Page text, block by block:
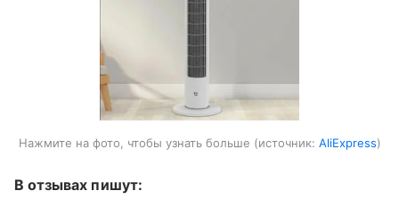
Нажмите на фото, чтобы узнать больше источник: AliExpress
В отзывах пишут: